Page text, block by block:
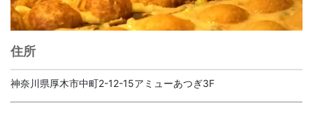
住所
神奈川県厚木市中町2-12-15アミューあつぎ3F